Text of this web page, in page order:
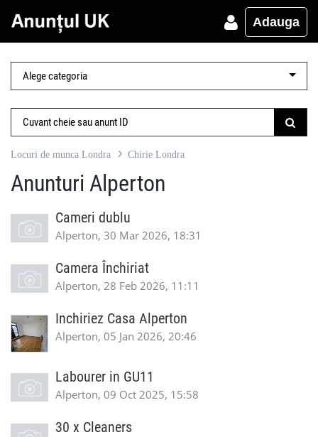
Adauga
Locuri de munca Londra Chirie Londra
Anunturi Alperton
Cameri dublu
Alperton, 30 Mar 2026, 18:31
Camera Închiriat
Alperton, 28 Feb 2026, 11:11
Inchiriez Casa Alperton
Alperton, 05 Jan 2026, 20:46
Labourer in GU11
Alperton, 09 Oct 2025, 15:58
30 x Cleaners